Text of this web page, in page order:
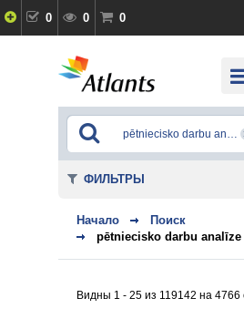
0 0 0
Начало
Поиск
pētniecisko darbu analīze
Видны 1 - 25 из 119142 на 4766
ФИЛЬТРЫ